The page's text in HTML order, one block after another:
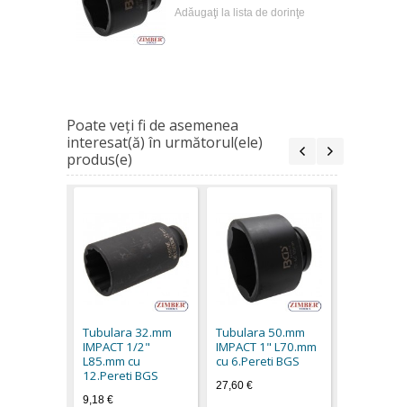
Adăugaţi la lista de dorinţe
Poate veţi fi de asemenea
interesat(ă) în următorul(ele)
produs(e)
Tubulara 32.mm
IMPACT 1/2"
L85.mm cu
12.Pereti BGS
9,18 €
Tubulara 50.mm
IMPACT 1" L70.mm
cu 6.Pereti BGS
27,60 €